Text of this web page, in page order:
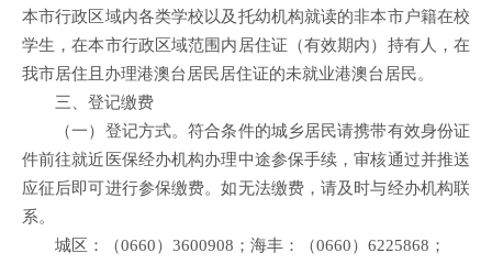
本市行政区域内各类学校以及托幼机构就读的非本市户籍在校
学生，在本市行政区域范围内居住证（有效期内）持有人，在
我市居住且办理港澳台居民居住证的未就业港澳台居民。
三、登记缴费
（一）登记方式。符合条件的城乡居民请携带有效身份证
件前往就近医保经办机构办理中途参保手续，审核通过并推送
应征后即可进行参保缴费。如无法缴费，请及时与经办机构联
系。
城区：（0660）3600908；海丰：（0660）6225868；